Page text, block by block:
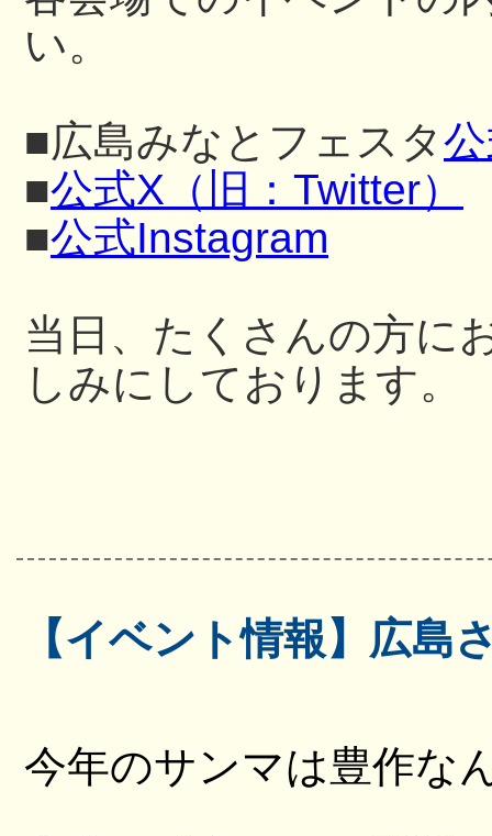
い。
■広島みなとフェスタ
■公式X（旧：Twitter）
■公式Instagram
当日、たくさんの方に
しみにしております。
【イベント情報】広島
今年のサンマは豊作な